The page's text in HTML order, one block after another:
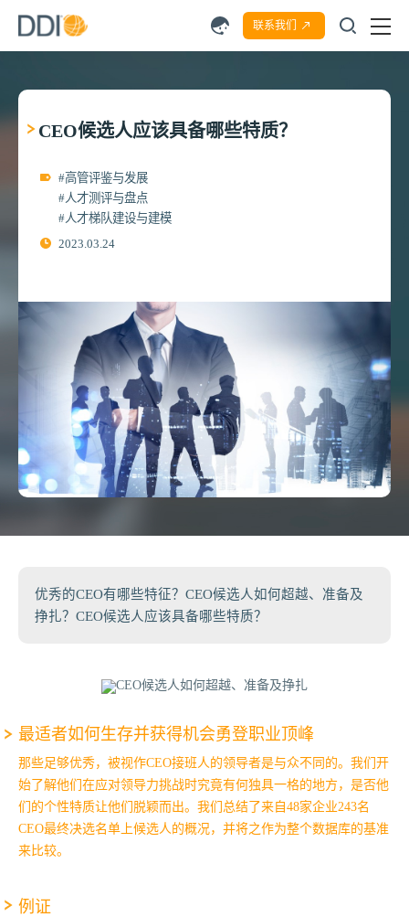
联系我们
CEO候选人应该具备哪些特质？
#高管评鉴与发展
#人才测评与盘点
#人才梯队建设与建模
2023.03.24
优秀的CEO有哪些特征？CEO候选人如何超越、准备及
挣扎？CEO候选人应该具备哪些特质？
最适者如何生存并获得机会勇登职业顶峰
那些足够优秀，被视作CEO接班人的领导者是与众不同的。我们开
始了解他们在应对领导力挑战时究竟有何独具一格的地方，是否他
们的个性特质让他们脱颖而出。我们总结了来自48家企业243名
CEO最终决选名单上候选人的概况，并将之作为整个数据库的基准
来比较。
例证